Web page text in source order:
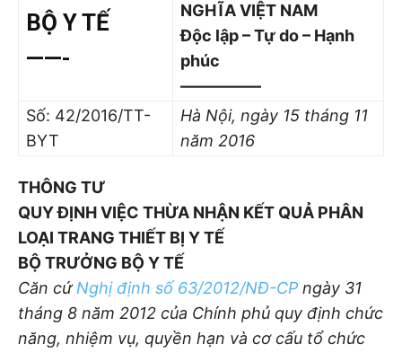
BỘ Y TẾ
——-
NGHĨA VIỆT NAM
Độc lập – Tự do – Hạnh
phúc
—————
Số: 42/2016/TT-
BYT
Hà Nội, ngày 15 tháng 11
năm 2016
THÔNG TƯ
QUY ĐỊNH VIỆC THỪA NHẬN KẾT QUẢ PHÂN
LOẠI TRANG THIẾT BỊ Y TẾ
BỘ TRƯỞNG BỘ Y TẾ
Căn cứNghị định số 63/2012/NĐ-CP ngày 31
tháng 8 năm 2012 của Chính phủ quy định chức
năng, nhiệm vụ, quyền hạn và cơ cấu tổ chức